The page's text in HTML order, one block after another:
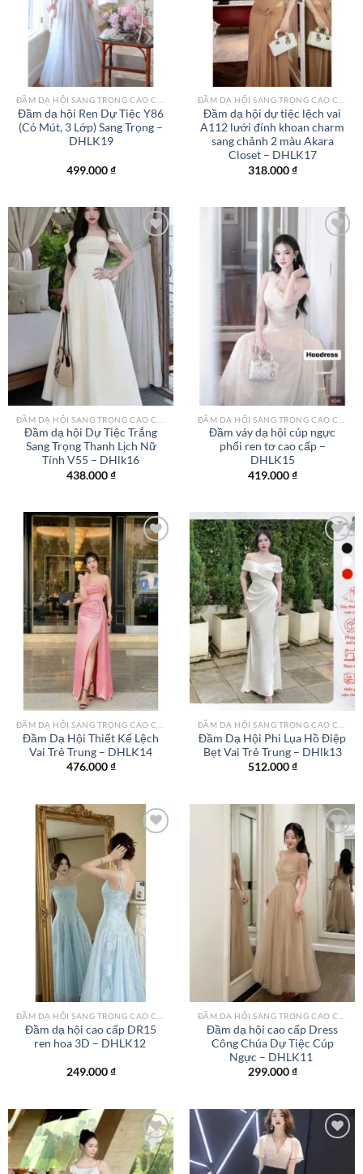
ĐẦM DẠ HỘI SANG TRỌNG CAO CẤP TPHCM
Đầm dạ hội Ren Dự Tiệc Y86
(Có Mút, 3 Lớp) Sang Trọng –
DHLK19
499.000₫
ĐẦM DẠ HỘI SANG TRỌNG CAO CẤP TPHCM
Đầm dạ hội dự tiệc lệch vai
A112 lưới đính khoan charm
sang chảnh 2 màu Akara
Closet – DHLK17
318.000₫
Add to
wishlist
Đầm dạ hội Dự Tiệc Trắng
Sang Trọng Thanh Lịch Nữ
Tính V55 – DHlk16
438.000₫
Add to
Đầm váy dạ hội cúp ngực
phối ren tơ cao cấp –
DHLK15
419.000₫
Add to
wishlist
Đầm Dạ Hội Thiết Kế Lệch
Vai Trẻ Trung – DHLK14
476.000₫
Add to
wishlist
Đầm Dạ Hội Phi Lụa Hồ Điệp
Bẹt Vai Trẻ Trung – DHlk13
512.000₫
wishlist
Đầm dạ hội cao cấp DR15
ren hoa 3D – DHLK12
249.000₫
Add to
wishlist
Đầm dạ hội cao cấp Dress
Công Chúa Dự Tiệc Cúp
Ngực – DHLK11
299.000₫